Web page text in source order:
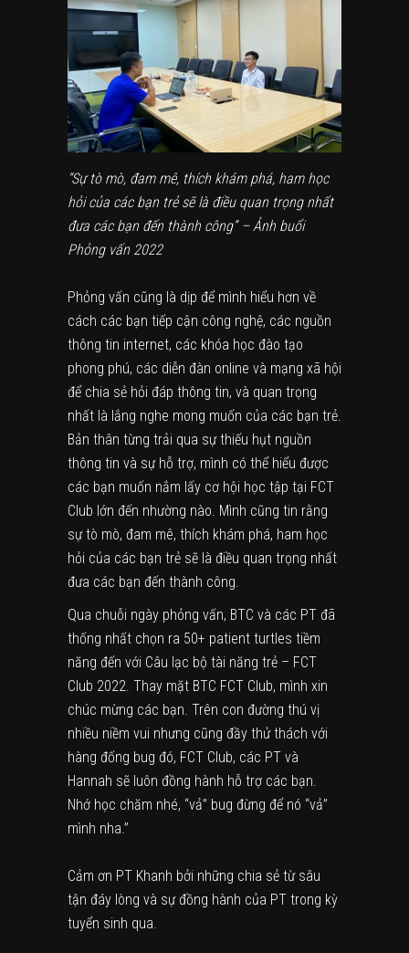
“Sự tò mò, đam mê, thích khám phá, ham học
hỏi của các bạn trẻ sẽ là điều quan trọng nhất
đưa các bạn đến thành công” – Ảnh buổi
Phỏng vấn 2022
Phỏng vấn cũng là dịp để mình hiểu hơn về
cách các bạn tiếp cận công nghệ, các nguồn
thông tin internet, các khóa học đào tạo
phong phú, các diễn đàn online và mạng xã hội
để chia sẻ hỏi đáp thông tin, và quan trọng
nhất là lắng nghe mong muốn của các bạn trẻ.
Bản thân từng trải qua sự thiếu hụt nguồn
thông tin và sự hỗ trợ, mình có thể hiểu được
các bạn muốn nắm lấy cơ hội học tập tại FCT
Club lớn đến nhường nào. Mình cũng tin rằng
sự tò mò, đam mê, thích khám phá, ham học
hỏi của các bạn trẻ sẽ là điều quan trọng nhất
đưa các bạn đến thành công.
Qua chuỗi ngày phỏng vấn, BTC và các PT đã
thống nhất chọn ra 50+ patient turtles tiềm
năng đến với Câu lạc bộ tài năng trẻ – FCT
Club 2022. Thay mặt BTC FCT Club, mình xin
chúc mừng các bạn. Trên con đường thú vị
nhiều niềm vui nhưng cũng đầy thử thách với
hàng đống bug đó, FCT Club, các PT và
Hannah sẽ luôn đồng hành hỗ trợ các bạn.
Nhớ học chăm nhé, “vả” bug đừng để nó “vả”
mình nha.”
Cảm ơn PT Khanh bởi những chia sẻ từ sâu
tận đáy lòng và sự đồng hành của PT trong kỳ
tuyển sinh qua.